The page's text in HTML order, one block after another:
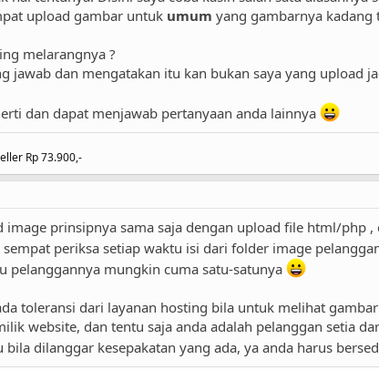
upload gambar untuk umum yang gambarnya
melarangnya ?
jawab dan mengatakan itu kan bukan saya yang upload
dan dapat menjawab pertanyaan anda lainnya
Rp 73.900,-
image prinsipnya sama saja dengan upload file html/
periksa setiap waktu isi dari folder image
pelanggannya mungkin cuma satu-satunya
toleransi dari layanan hosting bila untuk melihat
website, dan tentu saja anda adalah pelanggan setia
dilanggar kesepakatan yang ada, ya anda harus